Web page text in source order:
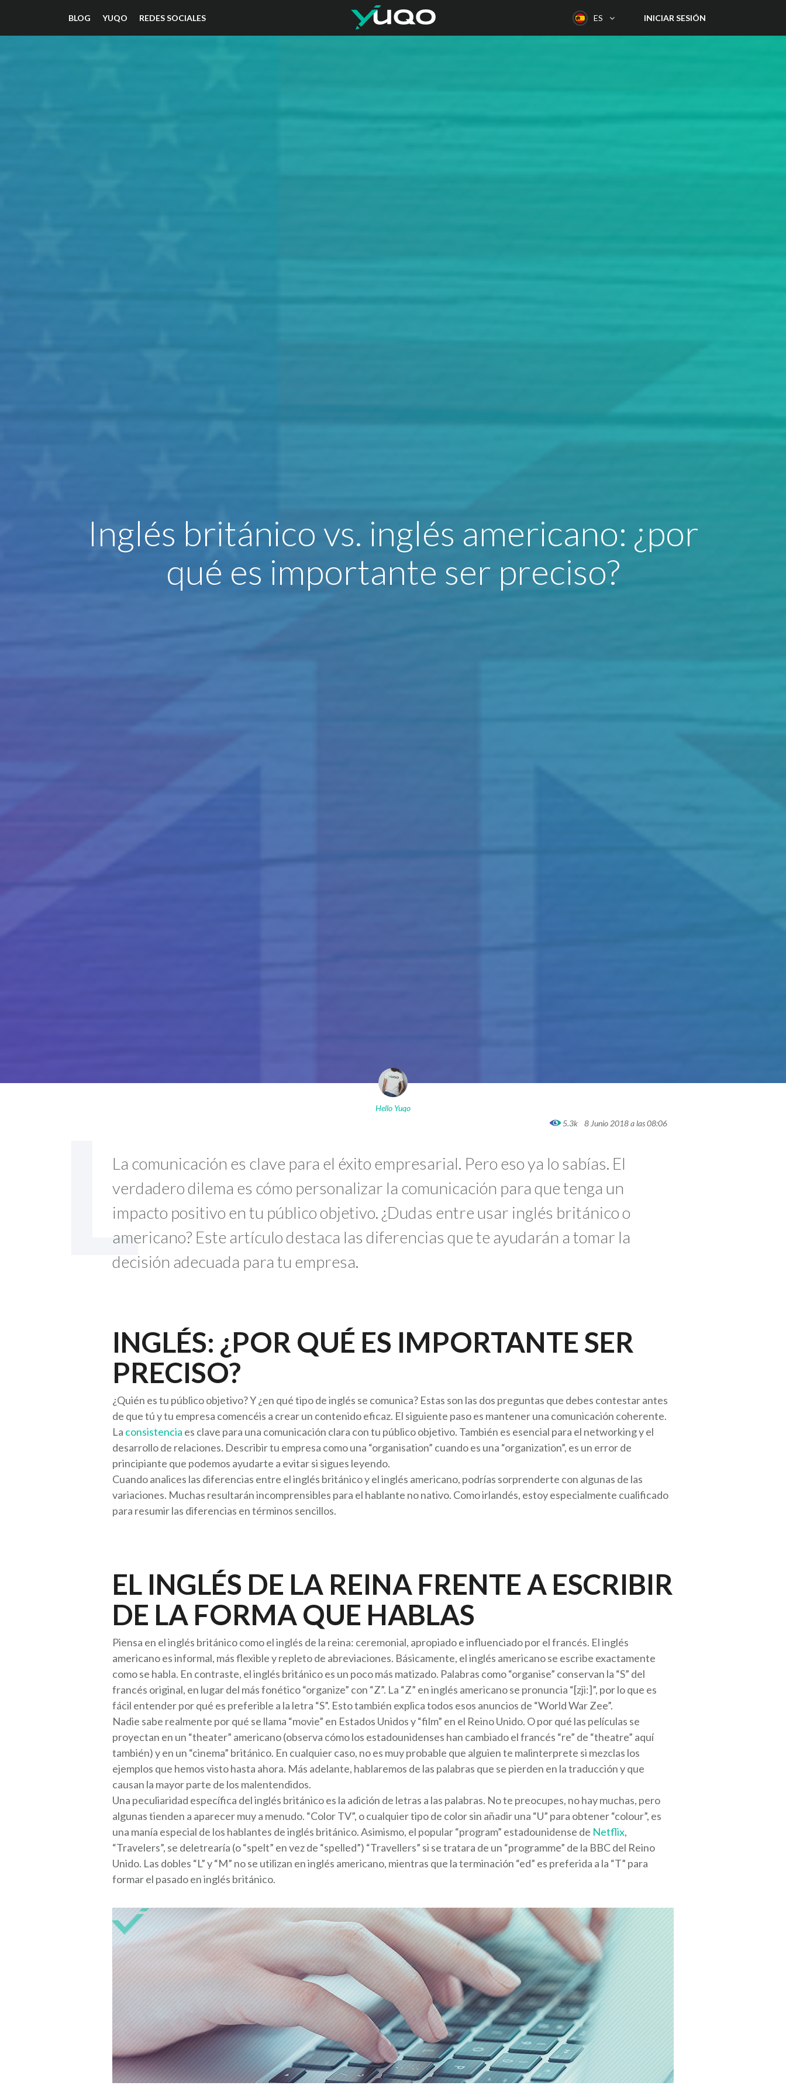
BLOG YUQO REDES SOCIALES INICIAR SESIÓN
ES
Inglés británico vs. inglés americano: ¿por
qué es importante ser preciso?
Hello Yuqo
5.3k
8 Junio 2018 a las 08:06
L
La comunicación es clave para el éxito empresarial. Pero eso ya lo sabías. El
verdadero dilema es cómo personalizar la comunicación para que tenga un
impacto positivo en tu público objetivo. ¿Dudas entre usar inglés británico o
americano? Este artículo destaca las diferencias que te ayudarán a tomar la
decisión adecuada para tu empresa.
INGLÉS: ¿POR QUÉ ES IMPORTANTE SER
PRECISO?
¿Quién es tu público objetivo? Y ¿en qué tipo de inglés se comunica? Estas son las dos preguntas que debes contestar antes
de que tú y tu empresa comencéis a crear un contenido eficaz. El siguiente paso es mantener una comunicación coherente.
La consistencia es clave para una comunicación clara con tu público objetivo. También es esencial para el networking y el
desarrollo de relaciones. Describir tu empresa como una “organisation” cuando es una “organization”, es un error de
principiante que podemos ayudarte a evitar si sigues leyendo.
Cuando analices las diferencias entre el inglés británico y el inglés americano, podrías sorprenderte con algunas de las
variaciones. Muchas resultarán incomprensibles para el hablante no nativo. Como irlandés, estoy especialmente cualificado
para resumir las diferencias en términos sencillos.
EL INGLÉS DE LA REINA FRENTE A ESCRIBIR
DE LA FORMA QUE HABLAS
Piensa en el inglés británico como el inglés de la reina: ceremonial, apropiado e influenciado por el francés. El inglés
americano es informal, más flexible y repleto de abreviaciones. Básicamente, el inglés americano se escribe exactamente
como se habla. En contraste, el inglés británico es un poco más matizado. Palabras como “organise” conservan la “S” del
francés original, en lugar del más fonético “organize” con “Z”. La “Z” en inglés americano se pronuncia “[zji:]”, por lo que es
fácil entender por qué es preferible a la letra “S”. Esto también explica todos esos anuncios de “World War Zee”.
Nadie sabe realmente por qué se llama “movie” en Estados Unidos y “film” en el Reino Unido. O por qué las películas se
proyectan en un “theater” americano (observa cómo los estadounidenses han cambiado el francés “re” de “theatre” aquí
también) y en un “cinema” británico. En cualquier caso, no es muy probable que alguien te malinterprete si mezclas los
ejemplos que hemos visto hasta ahora. Más adelante, hablaremos de las palabras que se pierden en la traducción y que
causan la mayor parte de los malentendidos.
Una peculiaridad específica del inglés británico es la adición de letras a las palabras. No te preocupes, no hay muchas, pero
algunas tienden a aparecer muy a menudo. “Color TV”, o cualquier tipo de color sin añadir una “U” para obtener “colour”, es
una manía especial de los hablantes de inglés británico. Asimismo, el popular “program” estadounidense de Netflix,
“Travelers”, se deletrearía (o “spelt” en vez de “spelled”) “Travellers” si se tratara de un “programme” de la BBC del Reino
Unido. Las dobles “L” y “M” no se utilizan en inglés americano, mientras que la terminación “ed” es preferida a la “T” para
formar el pasado en inglés británico.